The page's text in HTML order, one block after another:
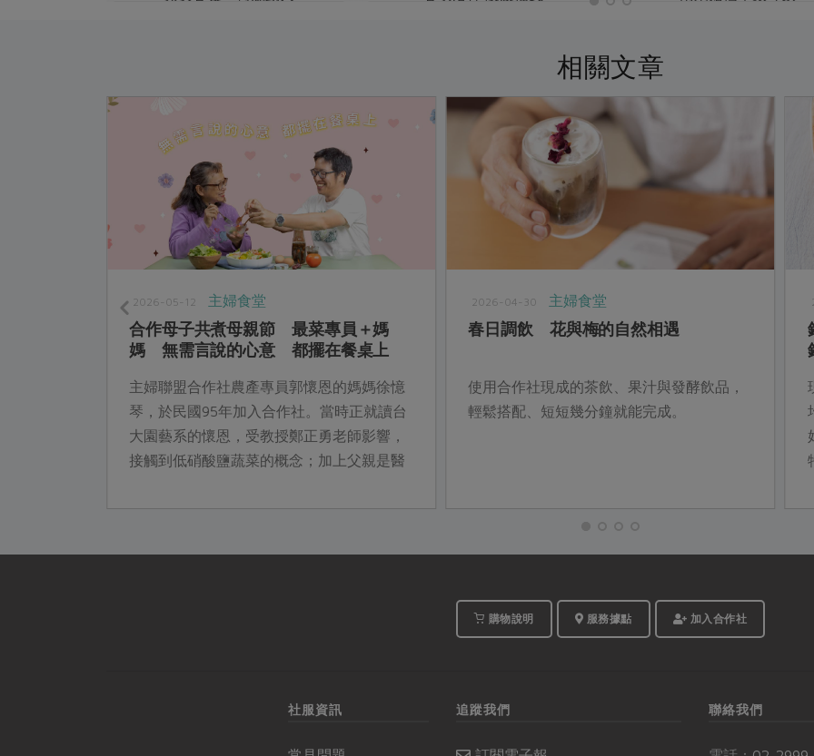
相關文章
2026-05-12 主婦食堂
合作母子共煮母親節 最菜專員＋媽
媽 無需言說的心意 都擺在餐桌上
主婦聯盟合作社農產專員郭懷恩的媽媽徐憶
琴，於民國95年加入合作社。當時正就讀台
大園藝系的懷恩，受教授鄭正勇老師影響，
接觸到低硝酸鹽蔬菜的概念；加上父親是醫
合作社成為他們取得安心食材的重要管道，
使家庭對飲食來源更加安心。
2026-04-30 主婦食堂
春日調飲 花與梅的自然相遇
使用合作社現成的茶飲、果汁與發酵飲品，
輕鬆搭配、短短幾分鐘就能完成。
購物說明 服務據點 加入合作社
社服資訊 追蹤我們 聯絡我們